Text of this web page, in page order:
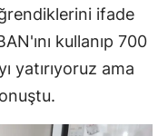
ifade
kullanıp 700
yatırıyoruz ama